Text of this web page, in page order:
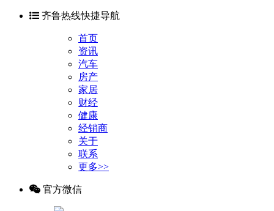
齐鲁热线快捷导航
首页
资讯
汽车
房产
家居
财经
健康
经销商
关于
联系
更多>>
官方微信